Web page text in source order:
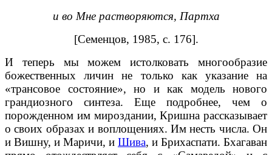
и во Мне растворяются, Партха
[Семенцов, 1985, с. 176].
И теперь мы можем истолковать многообразие
божественных личин не только как указание на
«трансовое состояние», но и как модель нового
грандиозного синтеза. Еще подробнее, чем о
порожденном им мироздании, Кришна рассказывает
о своих образах и воплощениях. Им несть числа. Он
и Вишну, и Маричи, и Шива, и Брихаспати. Бхагаван